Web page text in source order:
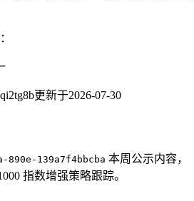
更新于2026-07-30
890e-139a7f4bbcba 本周公示内容，
指数增强策略跟踪。